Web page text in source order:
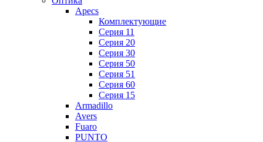
Apecs
Комплектующие
Серия 11
Серия 20
Серия 30
Серия 50
Серия 51
Серия 60
Серия 15
Armadillo
Avers
Fuaro
PUNTO